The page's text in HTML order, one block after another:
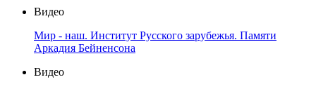
Видео
Мир - наш. Институт Русского зарубежья. Памяти
Аркадия Бейненсона
Видео